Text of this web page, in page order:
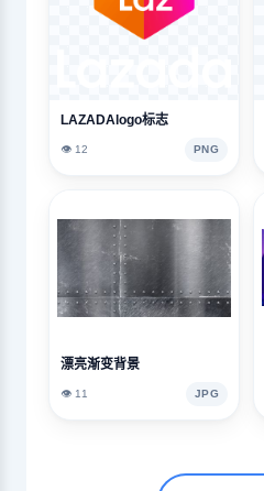
LAZADAlogo标志
👁️ 12 PNG
漂亮渐变背景
👁️ 11 JPG